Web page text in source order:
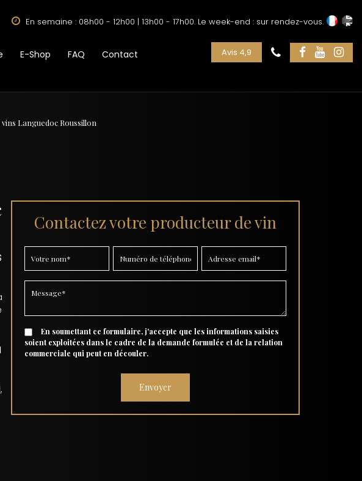
En semaine : 08h00 - 12h00 | 13h00 - 17h00. Le week-end : sur rendez-vous.
E-Shop FAQ Contact Avis 4,9
Languedoc Roussillon
Contactez votre producteur de vin
En soumettant ce formulaire, j'accepte que les informations saisies
soient exploitées dans le cadre de la demande formulée et de la relation
commerciale qui peut en découler.